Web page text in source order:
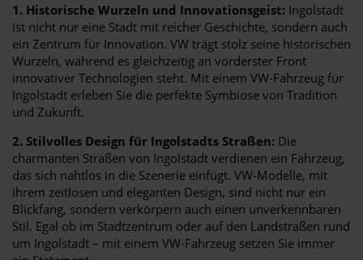
1. Historische Wurzeln und Innovationsgeist: Ingolstadt
ist nicht nur eine Stadt mit reicher Geschichte, sondern auch
ein Zentrum für Innovation. VW trägt stolz seine historischen
Wurzeln, während es gleichzeitig an vorderster Front
innovativer Technologien steht. Mit einem VW-Fahrzeug für
Ingolstadt erleben Sie die perfekte Symbiose von Tradition
und Zukunft.
2. Stilvolles Design für Ingolstadts Straßen: Die
charmanten Straßen von Ingolstadt verdienen ein Fahrzeug,
das sich nahtlos in die Szenerie einfügt. VW-Modelle, mit
ihrem zeitlosen und eleganten Design, sind nicht nur ein
Blickfang, sondern verkörpern auch einen unverkennbaren
Stil. Egal ob im Stadtzentrum oder auf den Landstraßen rund
um Ingolstadt – mit einem VW-Fahrzeug setzen Sie immer